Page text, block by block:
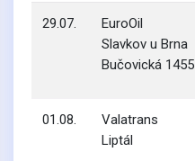
29.07.
EuroOil
Slavkov u Brna
Bučovická 1455
01.08.
Valatrans
Liptál